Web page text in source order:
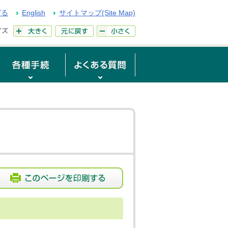
English サイトマップ(Site Map)